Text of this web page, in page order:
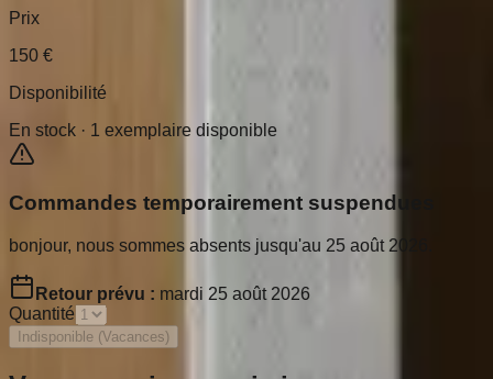
Prix
150 €
Disponibilité
En stock · 1 exemplaire disponible
Commandes temporairement suspendues
bonjour, nous sommes absents jusqu'au 25 août 2026.
Retour prévu : mardi 25 août 2026
Quantité
Indisponible (Vacances)